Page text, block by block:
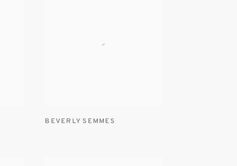
BEVERLY SEMMES